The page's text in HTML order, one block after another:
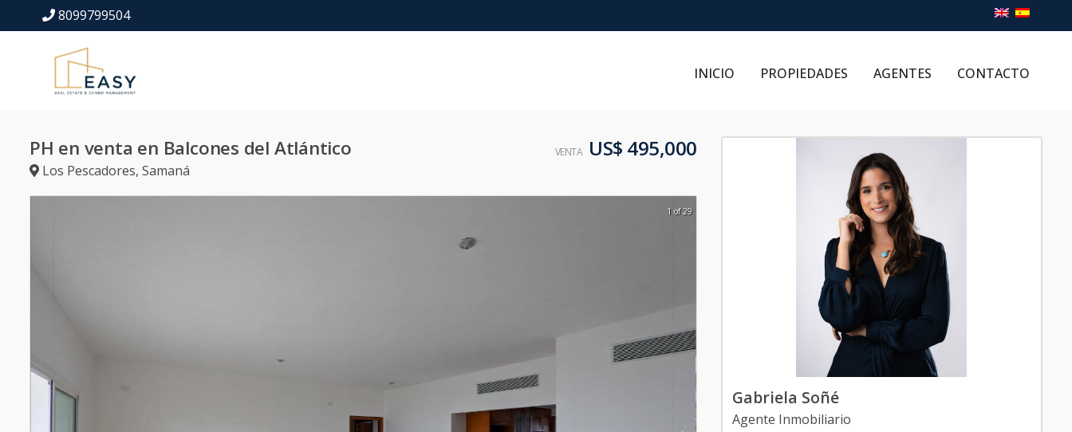
8099799504
INICIO PROPIEDADES AGENTES CONTACTO
PH en venta en Balcones del Atlántico
Los Pescadores, Samaná
VENTA US$ 495,000
1 of 29
Gabriela Soñé
Agente Inmobiliario